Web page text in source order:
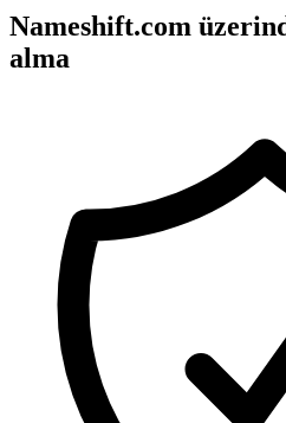
Nameshift.com
alma